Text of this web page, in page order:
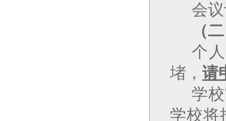
会
（
个
堵， 请
学
学校将